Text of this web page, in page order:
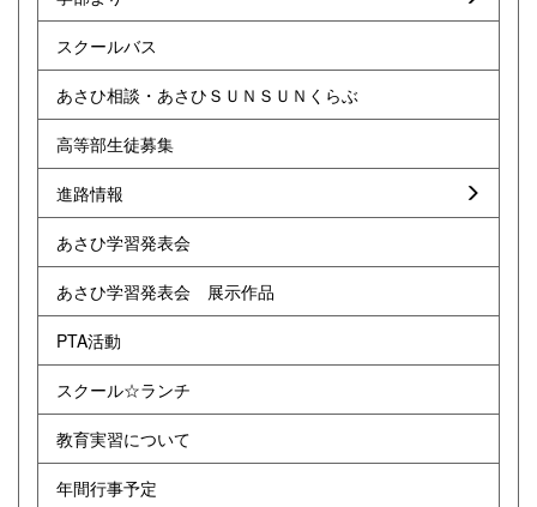
スクールバス
あさひ相談・あさひＳＵＮＳＵＮくらぶ
高等部生徒募集
進路情報
あさひ学習発表会
あさひ学習発表会 展示作品
PTA活動
スクール☆ランチ
教育実習について
年間行事予定